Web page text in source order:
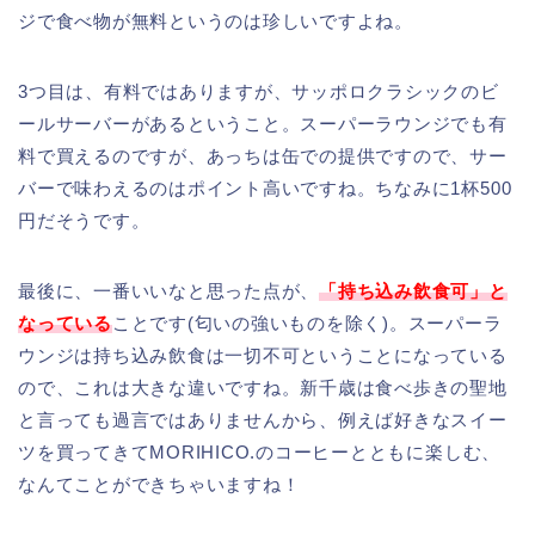
ジで食べ物が無料というのは珍しいですよね。
3つ目は、有料ではありますが、サッポロクラシックのビ
ールサーバーがあるということ。スーパーラウンジでも有
料で買えるのですが、あっちは缶での提供ですので、サー
バーで味わえるのはポイント高いですね。ちなみに1杯500
円だそうです。
最後に、一番いいなと思った点が、「持ち込み飲食可」と
なっていることです(匂いの強いものを除く)。スーパーラ
ウンジは持ち込み飲食は一切不可ということになっている
ので、これは大きな違いですね。新千歳は食べ歩きの聖地
と言っても過言ではありませんから、例えば好きなスイー
ツを買ってきてMORIHICO.のコーヒーとともに楽しむ、
なんてことができちゃいますね！